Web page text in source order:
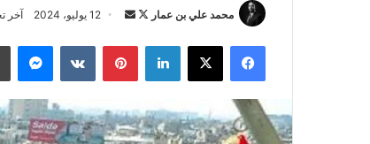
محمد علي بن عمار
تابعأرسل
إلكترونيا
12 يوليو، 2024 آخر تحديث:
فيسبوك ‫X لينكدإن بينتيريست